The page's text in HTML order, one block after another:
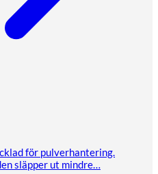
för pulverhantering.
släpper ut mindre…